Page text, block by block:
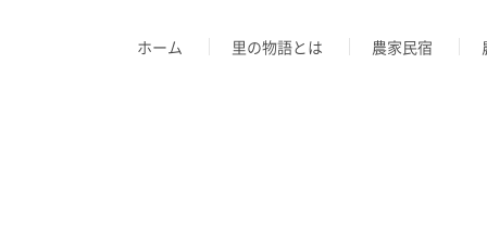
ホーム 里の物語とは 農家民宿